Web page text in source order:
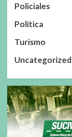
Policiales
Política
Turismo
Uncategorized